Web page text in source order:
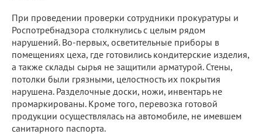
При проведении проверки сотрудники прокуратуры и
Роспотребнадзора столкнулись с целым рядом
нарушений. Во-первых, осветительные приборы в
помещениях цеха, где готовились кондитерские изделия,
а также склады сырья не защитили арматурой. Стены,
потолки были грязными, целостность их покрытия
нарушена. Разделочные доски, ножи, инвентарь не
промаркированы. Кроме того, перевозка готовой
продукции осуществлялась на автомобиле, не имевшем
санитарного паспорта.